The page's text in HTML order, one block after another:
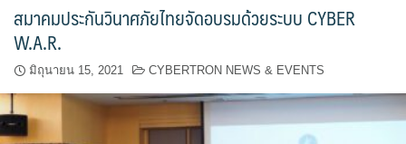
สมาคมประกันวินาศภัยไทยจัดอบรมด้วยระบบ CYBER
W.A.R.
มิถุนายน 15, 2021 CYBERTRON NEWS & EVENTS